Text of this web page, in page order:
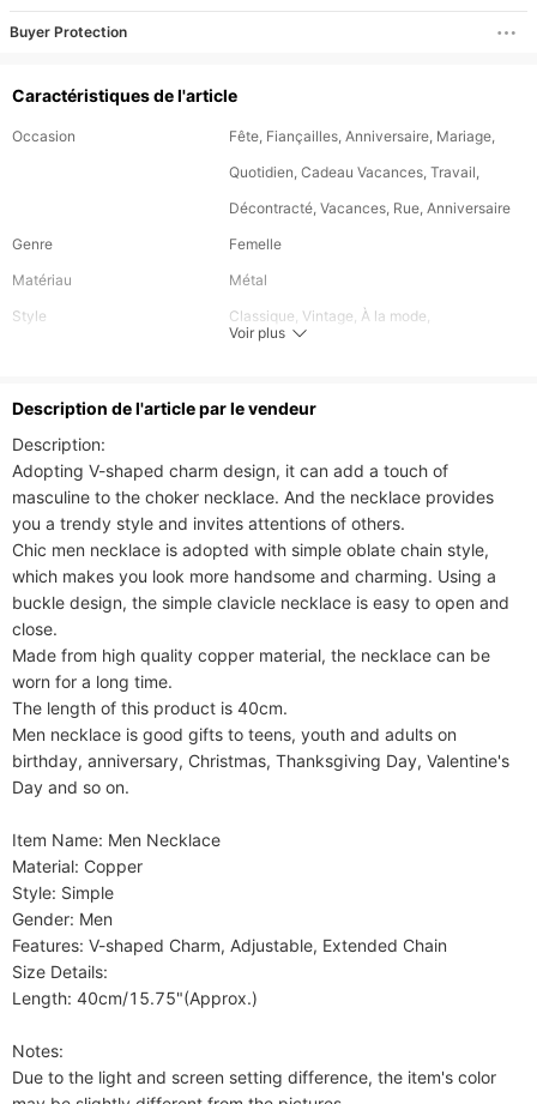
Buyer Protection
Caractéristiques de l'article
Occasion
Fête, Fiançailles, Anniversaire, Mariage,
Quotidien, Cadeau Vacances, Travail,
Décontracté, Vacances, Rue, Anniversaire
Genre
Femelle
Matériau
Métal
Style
Classique, Vintage, À la mode,
Forme\Motif
Lettres/Date/Nombre,Irrégulier,Géométrique
Festival
AUCUN, Pâques, Saint-Valentin, Noël,
Thanksgiving, Fête des Pères, Fête du
Printemps, Carnaval, Jour de
l'Indépendance, Halloween, Jour de la
Longueur
45cm
Voir plus
Description de l'article par le vendeur
Description:
Adopting V-shaped charm design, it can add a touch of
masculine to the choker necklace. And the necklace provides
you a trendy style and invites attentions of others.
Chic men necklace is adopted with simple oblate chain style,
which makes you look more handsome and charming. Using a
buckle design, the simple clavicle necklace is easy to open and
close.
Made from high quality copper material, the necklace can be
worn for a long time.
The length of this product is 40cm.
Men necklace is good gifts to teens, youth and adults on
birthday, anniversary, Christmas, Thanksgiving Day, Valentine's
Day and so on.
Item Name: Men Necklace
Material: Copper
Style: Simple
Gender: Men
Features: V-shaped Charm, Adjustable, Extended Chain
Size Details:
Length: 40cm/15.75"(Approx.)
Notes:
Due to the light and screen setting difference, the item's color